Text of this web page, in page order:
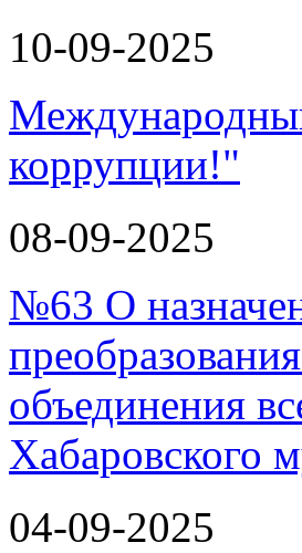
10-09-2025
коррупции!"
08-09-2025
№63 О
объединения
Хабаровского
04-09-2025